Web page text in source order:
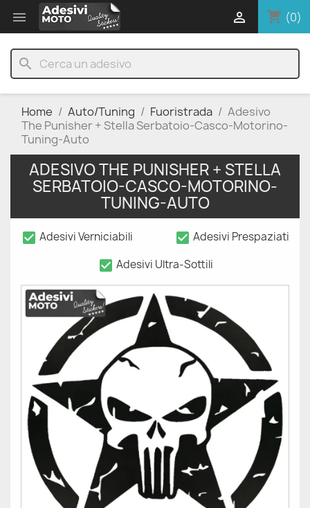
 shopping_cart (0)

search
Home Auto/Tuning Fuoristrada
Adesivo
The Punisher + Stella Serbatoio-Casco-Motorino-
Tuning-Auto
ADESIVO THE PUNISHER + STELLA
SERBATOIO-CASCO-MOTORINO-
TUNING-AUTO
check_box Adesivi Verniciabili check_box Adesivi Prespaziati
check_box Adesivi Ultra-Sottili